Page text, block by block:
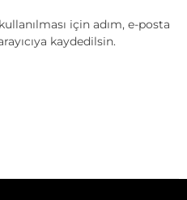
için adım, e-posta
kaydedilsin.